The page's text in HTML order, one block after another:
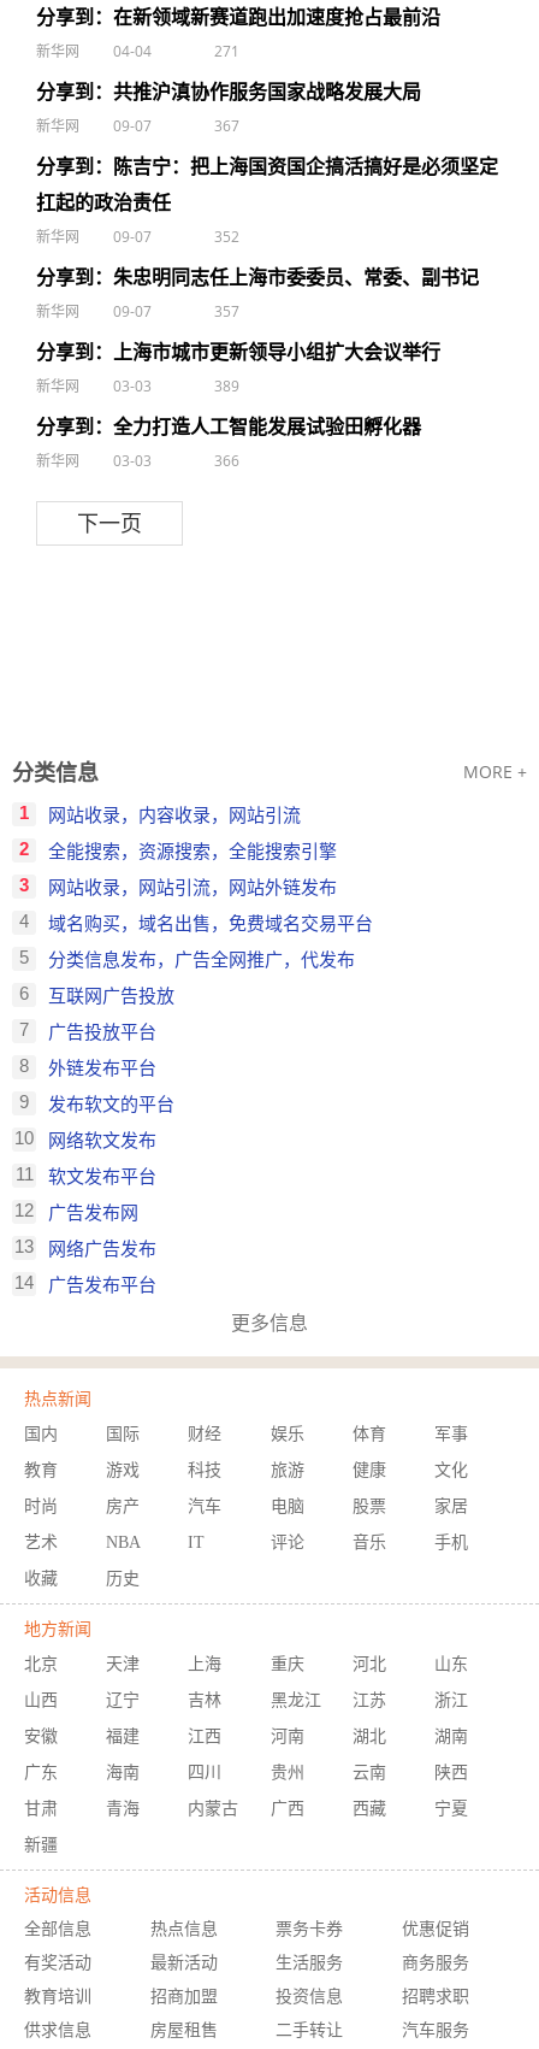
分享到：在新领域新赛道跑出加速度抢占最前沿
新华网 04-04 271
分享到：共推沪滇协作服务国家战略发展大局
新华网 09-07 367
分享到：陈吉宁：把上海国资国企搞活搞好是必须坚定
扛起的政治责任
新华网 09-07 352
分享到：朱忠明同志任上海市委委员、常委、副书记
新华网 09-07 357
分享到：上海市城市更新领导小组扩大会议举行
新华网 03-03 389
分享到：全力打造人工智能发展试验田孵化器
新华网 03-03 366
下一页
分类信息 MORE +
1 网站收录，内容收录，网站引流
2 全能搜索，资源搜索，全能搜索引擎
3 网站收录，网站引流，网站外链发布
4 域名购买，域名出售，免费域名交易平台
5 分类信息发布，广告全网推广，代发布
6 互联网广告投放
7 广告投放平台
8 外链发布平台
9 发布软文的平台
10 网络软文发布
11 软文发布平台
12 广告发布网
13 网络广告发布
14 广告发布平台
更多信息
热点新闻
国内 国际 财经 娱乐 体育
军事
教育
游戏 科技 旅游 健康
文化
时尚
房产 汽车 电脑 股票
家居
艺术
NBA IT 评论 音乐
手机
收藏
历史
地方新闻
北京 天津 上海 重庆 河北
山东
山西
辽宁 吉林 黑龙江 江苏
浙江
安徽
福建 江西 河南 湖北
湖南
广东
海南 四川 贵州 云南
陕西
甘肃
青海 内蒙古 广西 西藏
宁夏
新疆
活动信息
全部信息 热点信息 票务卡券
优惠促销
有奖活动
最新活动 生活服务
商务服务
教育培训
招商加盟 投资信息
招聘求职
供求信息
房屋租售 二手转让 汽车服务